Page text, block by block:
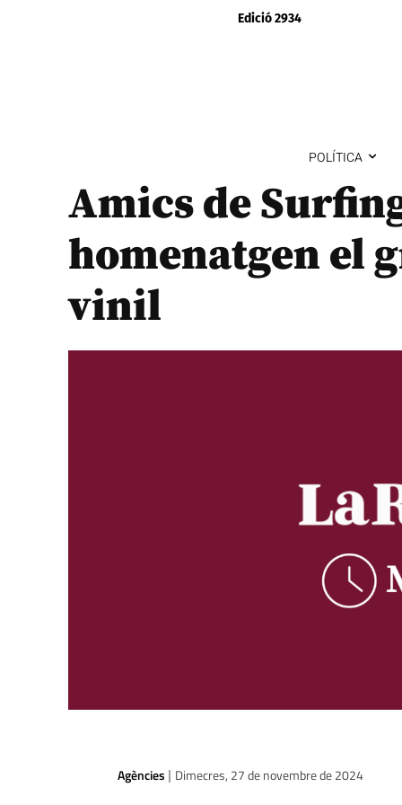
Edició 2934
POLÍTICA
Amics de
homenatgen el
vinil
Agències | Dimecres, 27 de novembre de 2024